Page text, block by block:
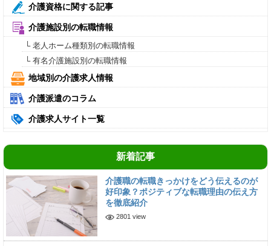
介護資格に関する記事
介護施設別の転職情報
└ 老人ホーム種類別の転職情報
└ 有名介護施設別の転職情報
地域別の介護求人情報
介護派遣のコラム
介護求人サイト一覧
新着記事
介護職の転職きっかけをどう伝えるのが
好印象？ポジティブな転職理由の伝え方
を徹底紹介
2801 view